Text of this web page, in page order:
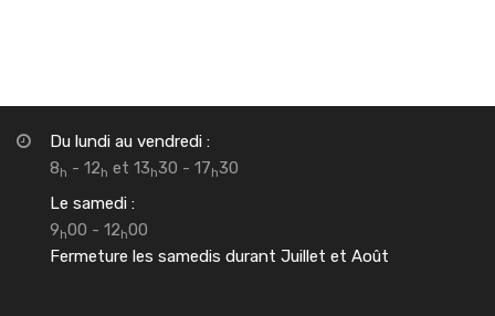
Du lundi au vendredi :
8h - 12h et 13h30 - 17h30
Le samedi :
9h00 - 12h00
Fermeture les samedis durant Juillet et Août